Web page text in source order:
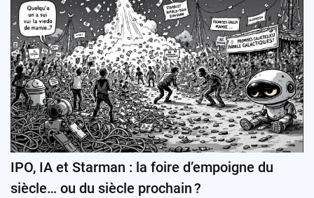
IPO, IA et Starman : la foire d’empoigne du
siècle… ou du siècle prochain ?